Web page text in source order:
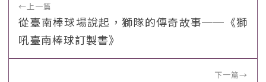
←上一篇
從臺南棒球場說起，獅隊的傳奇故事──《獅
吼臺南棒球訂製書》
下一篇→